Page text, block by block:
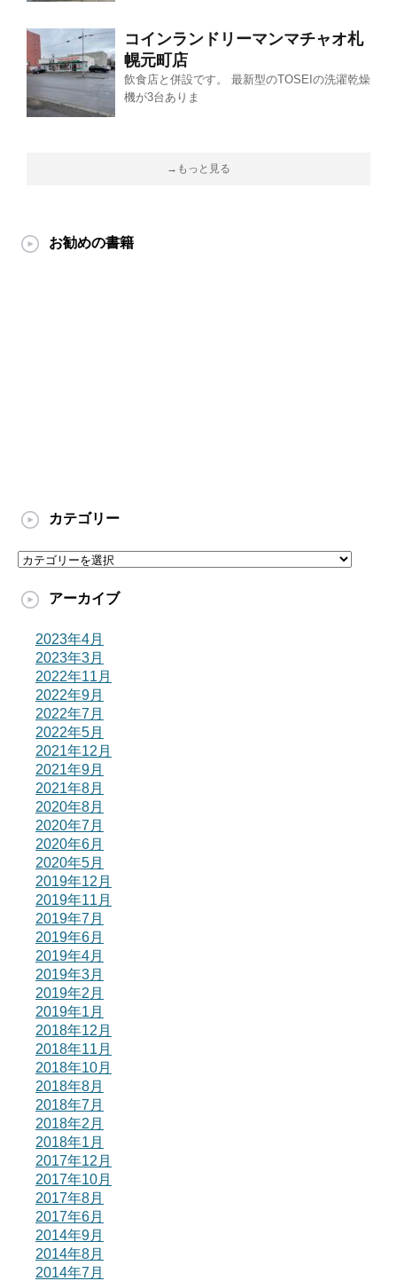
コインランドリーマンマチャオ札
幌元町店
飲食店と併設です。 最新型のTOSEIの洗濯乾燥
機が3台ありま
→もっと見る
お勧めの書籍
カテゴリー
カ
ゴ
アーカイブ
2023年4月
2023年3月
2022年11月
2022年9月
2022年7月
2022年5月
2021年12月
2021年9月
2021年8月
2020年8月
2020年7月
2020年6月
2020年5月
2019年12月
2019年11月
2019年7月
2019年6月
2019年4月
2019年3月
2019年2月
2019年1月
2018年12月
2018年11月
2018年10月
2018年8月
2018年7月
2018年2月
2018年1月
2017年12月
2017年10月
2017年8月
2017年6月
2014年9月
2014年8月
2014年7月